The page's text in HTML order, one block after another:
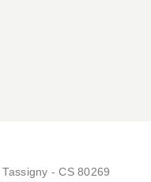
- CS 80269